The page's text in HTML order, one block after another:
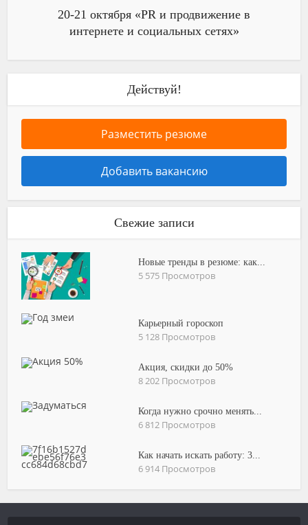
20-21 октября «PR и продвижение в
интернете и социальных сетях»
Действуй!
Разместить резюме
Добавить вакансию
Свежие записи
Новые тренды в резюме: как...
5 575 Просмотров
Карьерный гороскоп
5 128 Просмотров
Акция, скидки до 50%
8 202 Просмотров
Когда нужно срочно менять...
6 812 Просмотров
Как начать искать работу: 3...
6 914 Просмотров